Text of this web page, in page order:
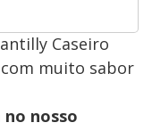
Caseiro
muito sabor
nosso